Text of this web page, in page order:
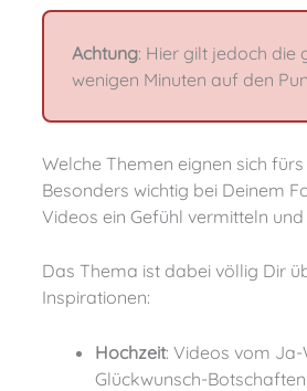
Achtung: Hier gilt jedoch die
wenigen Minuten auf den
Welche Themen eignen sich
Besonders wichtig bei Deinem Fotobuch mit interaktivem Feature: Emotionen. Genau wie die Bilder sollten auch die
Videos ein Gefühl vermitteln
Das Thema ist dabei völlig Dir überlassen. Du überlegst, welches Video zu Deinem Thema passt? Wir haben ein paar
Inspirationen:
Hochzeit: Videos vom
Glückwunsch-